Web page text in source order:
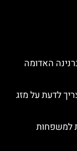
האדומה
לדעת על מזג
למשפחות